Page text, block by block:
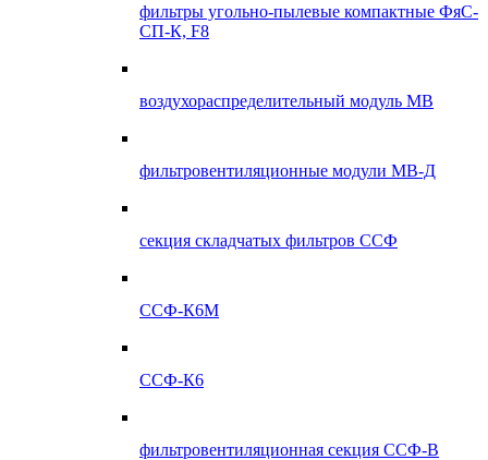
фильтры угольно-пылевые компактные ФяС-
СП-К, F8
воздухораспределительный модуль МВ
фильтровентиляционные модули МВ-Д
секция складчатых фильтров ССФ
ССФ-К6М
ССФ-К6
фильтровентиляционная секция ССФ-В